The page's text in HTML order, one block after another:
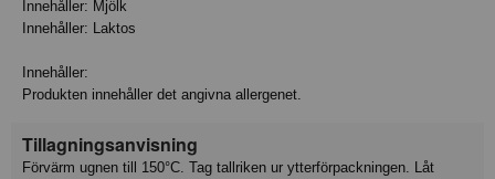
Innehåller: Mjölk
Innehåller: Laktos
Innehåller:
Produkten innehåller det angivna allergenet.
Tillagningsanvisning
Förvärm ugnen till 150°C. Tag tallriken ur ytterförpackningen. Låt